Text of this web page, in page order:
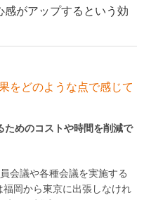
感がアップするという効
をどのような点で感じて
ためのコストや時間を削減で
会議や各種会議を実施する
岡から東京に出張しなけれ